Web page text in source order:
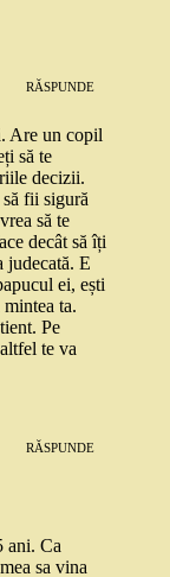
RĂSPUNDE
Are un copil
să te
decizii.
fii sigură
să te
decât să îți
judecată. E
ei, ești
mintea ta.
Pe
te va
RĂSPUNDE
ani. Ca
sa vina